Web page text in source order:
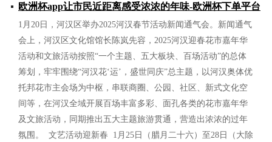
欧洲杯app让市民近距离感受浓浓的年味-欧洲杯下单平台
(竞猜)股份有限公司
1月20日，河汉区举办2025河汉春节活动新闻通气会。新闻通气
会上，河汉区文化馆馆长陈岚先容，2025河汉迎春花市嘉年华
活动和文旅活动按照“一个主题、五大板块、百场活动”的总体
筹划，牢牢围绕“河汉花‘运’，盛世同庆”总主题，以河汉奥体优
托邦花市主会场为中枢，串联商圈、公园、社区、新式文化空
间等，在河汉全域开展百场丰富多彩、面孔各类的花市嘉年华
及文旅活动，同期推出五大主题旅游贯通，营造出浓浓的过年
氛围。 文艺活动迎新春 1月25日（腊月二十六）至28日（大除